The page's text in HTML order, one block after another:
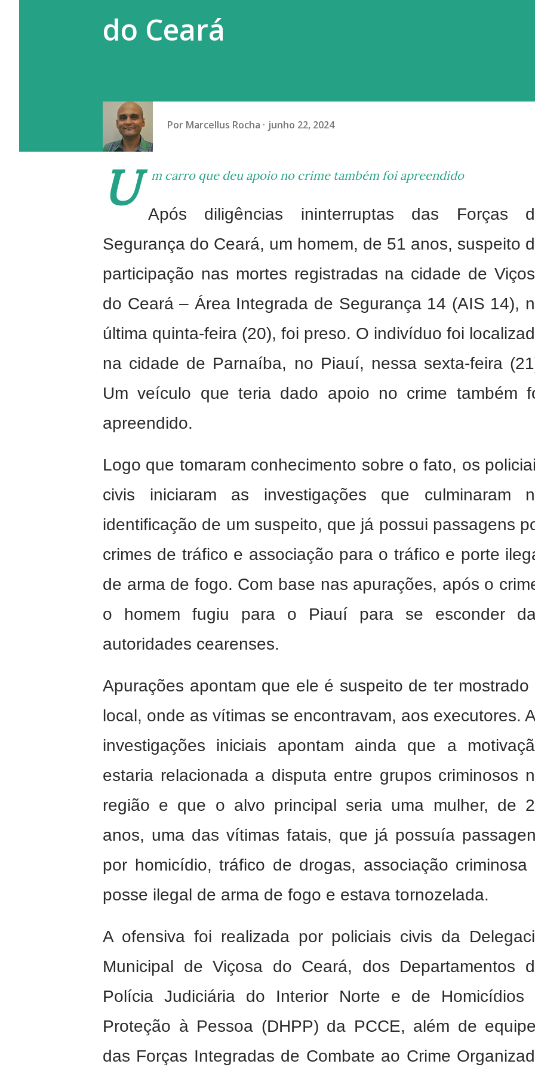
do Ceará
Por Marcellus Rocha junho 22, 2024
U m carro que deu apoio no crime também foi apreendido
Após diligências ininterruptas das Forças
Segurança do Ceará, um homem, de 51 anos, suspeito
participação nas mortes registradas na cidade de
do Ceará – Área Integrada de Segurança 14 (AIS 14),
última quinta-feira (20), foi preso. O indivíduo foi
na cidade de Parnaíba, no Piauí, nessa sexta-feira
Um veículo que teria dado apoio no crime também
apreendido.
Logo que tomaram conhecimento sobre o fato, os
civis iniciaram as investigações que culminaram
identificação de um suspeito, que já possui passagens
crimes de tráfico e associação para o tráfico e porte
de arma de fogo. Com base nas apurações, após o
o homem fugiu para o Piauí para se esconder
autoridades cearenses.
Apurações apontam que ele é suspeito de ter mostrado
local, onde as vítimas se encontravam, aos executores.
investigações iniciais apontam ainda que a
estaria relacionada a disputa entre grupos criminosos
região e que o alvo principal seria uma mulher, de
anos, uma das vítimas fatais, que já possuía
por homicídio, tráfico de drogas, associação criminosa
posse ilegal de arma de fogo e estava tornozelada.
A ofensiva foi realizada por policiais civis da
Municipal de Viçosa do Ceará, dos Departamentos
Polícia Judiciária do Interior Norte e de Homicídios
Proteção à Pessoa (DHPP) da PCCE, além de
das Forças Integradas de Combate ao Crime